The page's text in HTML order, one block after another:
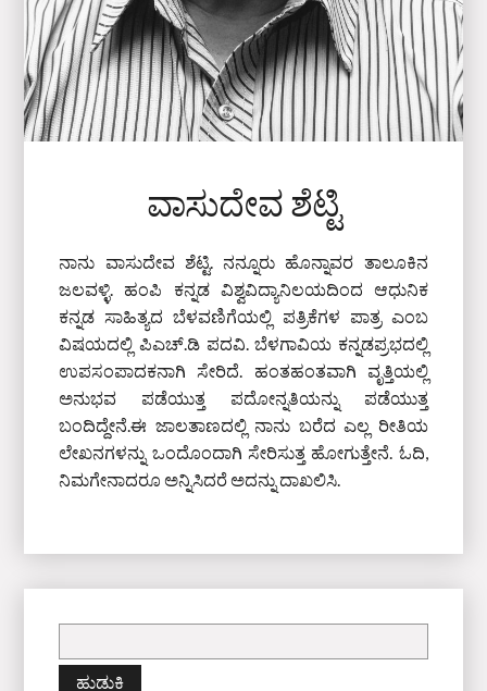
ವಾಸುದೇವ ಶೆಟ್ಟಿ
ನಾನು ವಾಸುದೇವ ಶೆಟ್ಟಿ. ನನ್ನೂರು ಹೊನ್ನಾವರ ತಾಲೂಕಿನ
ಜಲವಳ್ಳಿ. ಹಂಪಿ ಕನ್ನಡ ವಿಶ್ವವಿದ್ಯಾನಿಲಯದಿಂದ ಆಧುನಿಕ
ಕನ್ನಡ ಸಾಹಿತ್ಯದ ಬೆಳವಣಿಗೆಯಲ್ಲಿ ಪತ್ರಿಕೆಗಳ ಪಾತ್ರ ಎಂಬ
ವಿಷಯದಲ್ಲಿ ಪಿಎಚ್‌.ಡಿ ಪದವಿ. ಬೆಳಗಾವಿಯ ಕನ್ನಡಪ್ರಭದಲ್ಲಿ
ಉಪಸಂಪಾದಕನಾಗಿ ಸೇರಿದೆ. ಹಂತಹಂತವಾಗಿ ವೃತ್ತಿಯಲ್ಲಿ
ಅನುಭವ ಪಡೆಯುತ್ತ ಪದೋನ್ನತಿಯನ್ನು ಪಡೆಯುತ್ತ
ಬಂದಿದ್ದೇನೆ.ಈ ಜಾಲತಾಣದಲ್ಲಿ ನಾನು ಬರೆದ ಎಲ್ಲ ರೀತಿಯ
ಲೇಖನಗಳನ್ನು ಒಂದೊಂದಾಗಿ ಸೇರಿಸುತ್ತ ಹೋಗುತ್ತೇನೆ. ಓದಿ,
ನಿಮಗೇನಾದರೂ ಅನ್ನಿಸಿದರೆ ಅದನ್ನು ದಾಖಲಿಸಿ.
ಹುಡುಕಿ: